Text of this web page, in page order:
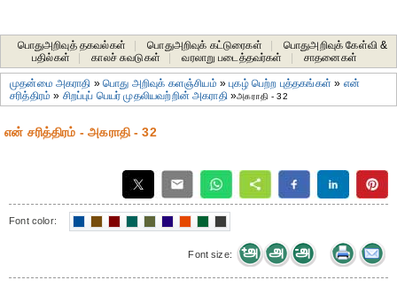
பொதுஅறிவுத் தகவல்கள் பொதுஅறிவுக் கட்டுரைகள்
பொதுஅறிவுக் கேள்வி &
பதில்கள்
காலச் சுவடுகள் வரலாறு படைத்தவர்கள் சாதனைகள்‎
முதன்மை அகராதி »பொது அறிவுக் களஞ்சியம் »புகழ் பெற்ற புத்தகங்கள் » என்
சரித்திரம் » சிறப்புப் பெயர் முதலியவற்றின் அகராதி»அகராதி - 32
என் சரித்திரம் - அகராதி - 32
Font color:
Font size: